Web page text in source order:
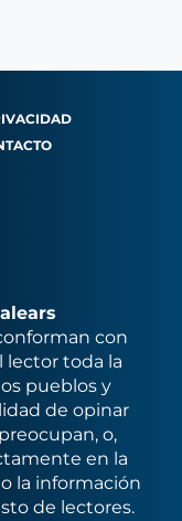
con
lector toda la
pueblos y
de opinar
o,
en la
la información
de lectores.